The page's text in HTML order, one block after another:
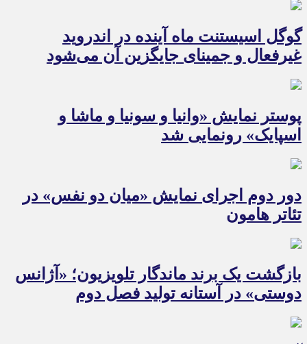
گوگل اسیستنت ماه آینده در اندروید
غیرفعال و جمینای جایگزین آن می‌شود
پوستر نمایش «وانیا و سونیا و ماشا و
اسپایک» رونمایی شد
دور دوم اجرای نمایش «میان دو نفس» در
تئاتر هامون
بازگشت یک برند ماندگار تلویزیون؛ «آژانس
دوستی» در آستانه تولید فصل دوم